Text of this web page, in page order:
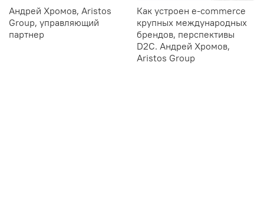
Андрей Хромов, Aristos
Group, управляющий
партнер
Как устроен e-commerce
крупных международных
брендов, перспективы
D2C. Андрей Хромов,
Aristos Group